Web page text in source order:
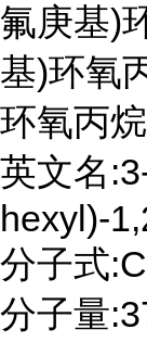
氟庚基)
基)环氧
环氧丙
英文名
hexyl)-
分子式
分子量